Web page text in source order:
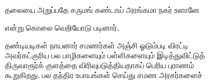
தலையை அறுப்பதே சருமங் கண்டாய் அரங்கமா நகர் உளானே
என்று கொலை வெறியோடு படினார்.
தண்டியடிகள் நாயனார் சமணர்கள் அஞ்சி ஓடும்படி விரட்டி
அவர்கட்குரிய பல பாழிகளையும் பள்ளிகளையும் இடித்துவிட்டுத்
திருவாரூர்க் குளத்தை விரிவுபடுத்தியதாகப் பெரிய புராணம்
கூறுகிறது. பல தந்திர உபாயங்கள் செய்து சமண அரசர்களைச்